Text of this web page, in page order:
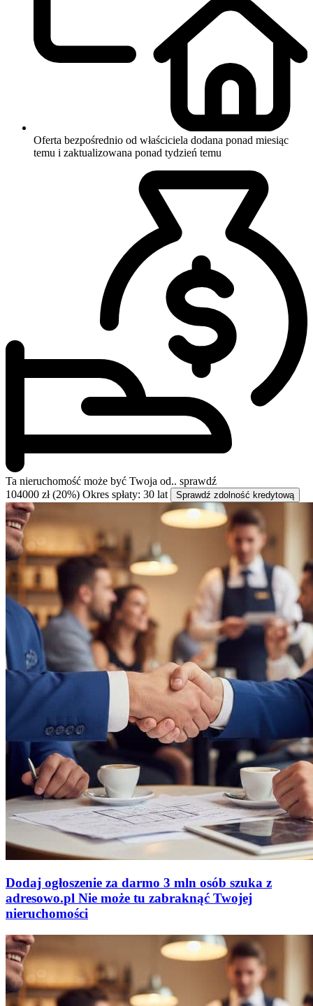
Oferta bezpośrednio od właściciela dodana ponad miesiąc
temu i zaktualizowana ponad tydzień temu
Ta nieruchomość może być Twoja od.. sprawdź
104000 zł (20%) Okres spłaty: 30 lat Sprawdź zdolność kredytową
Dodaj ogłoszenie za darmo 3 mln osób szuka z
adresowo.pl Nie może tu zabraknąć Twojej
nieruchomości